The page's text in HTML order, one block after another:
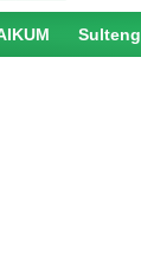
Sulteng